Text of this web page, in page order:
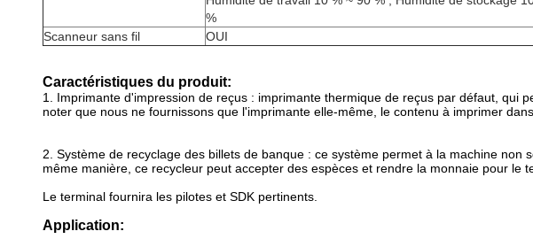
%
Scanneur sans fil
OUI
Caractéristiques du produit:
1. Imprimante d'impression de reçus : imprimante thermique de reçus par défaut, qui
noter que nous ne fournissons que l'imprimante elle-même, le contenu à imprimer
2. Système de recyclage des billets de banque : ce système permet à la machine
même manière, ce recycleur peut accepter des espèces et rendre la monnaie pour le
Le terminal fournira les pilotes et SDK pertinents.
Application: